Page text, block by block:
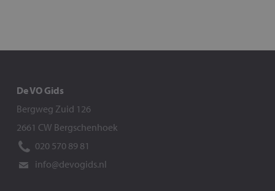
De VO Gids
Bergweg Zuid 126
2661 CW Bergschenhoek
020 570 89 81
info@devogids.nl